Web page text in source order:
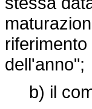
dell'anno";
b) il